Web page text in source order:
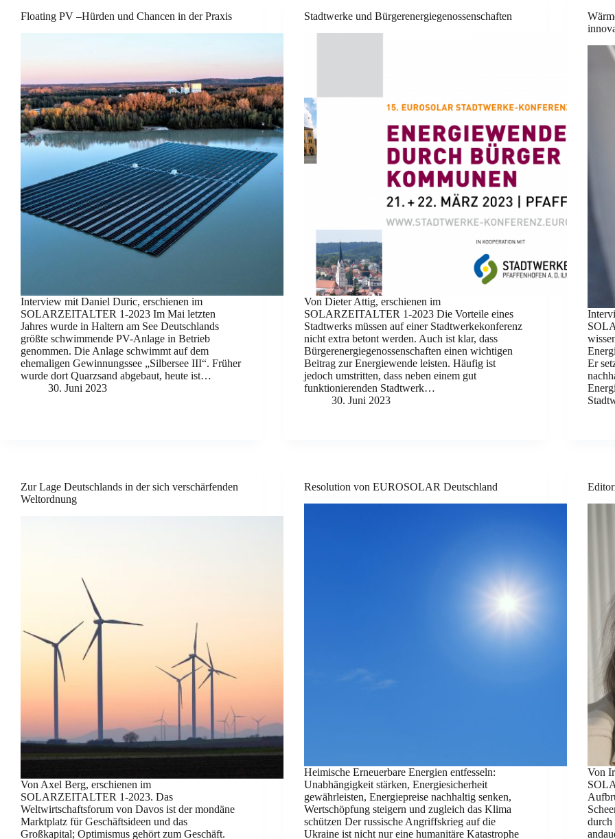
Floating PV –Hürden und Chancen in der Praxis
Interview mit Daniel Duric, erschienen im
SOLARZEITALTER 1-2023 Im Mai letzten
Jahres wurde in Haltern am See Deutschlands
größte schwimmende PV-Anlage in Betrieb
genommen. Die Anlage schwimmt auf dem
ehemaligen Gewinnungssee „Silbersee III“. Früher
wurde dort Quarzsand abgebaut, heute ist…
30. Juni 2023
Stadtwerke und Bürgerenergiegenossenschaften
Von Dieter Attig, erschienen im
SOLARZEITALTER 1-2023 Die Vorteile eines
Stadtwerks müssen auf einer Stadtwerkekonferenz
nicht extra betont werden. Auch ist klar, dass
Bürgerenergiegenossenschaften einen wichtigen
Beitrag zur Energiewende leisten. Häufig ist
jedoch umstritten, dass neben einem gut
funktionierenden Stadtwerk…
30. Juni 2023
Er
Zur Lage Deutschlands in der sich verschärfenden
Weltordnung
Von Axel Berg, erschienen im
SOLARZEITALTER 1-2023. Das
Weltwirtschaftsforum von Davos ist der mondäne
Marktplatz für Geschäftsideen und das
Großkapital; Optimismus gehört zum Geschäft.
Resolution von EUROSOLAR Deutschland
Heimische Erneuerbare Energien entfesseln:
Unabhängigkeit stärken, Energiesicherheit
gewährleisten, Energiepreise nachhaltig senken,
Wertschöpfung steigern und zugleich das Klima
schützen Der russische Angriffskrieg auf die
Ukraine ist nicht nur eine humanitäre Katastrophe
Von
durch